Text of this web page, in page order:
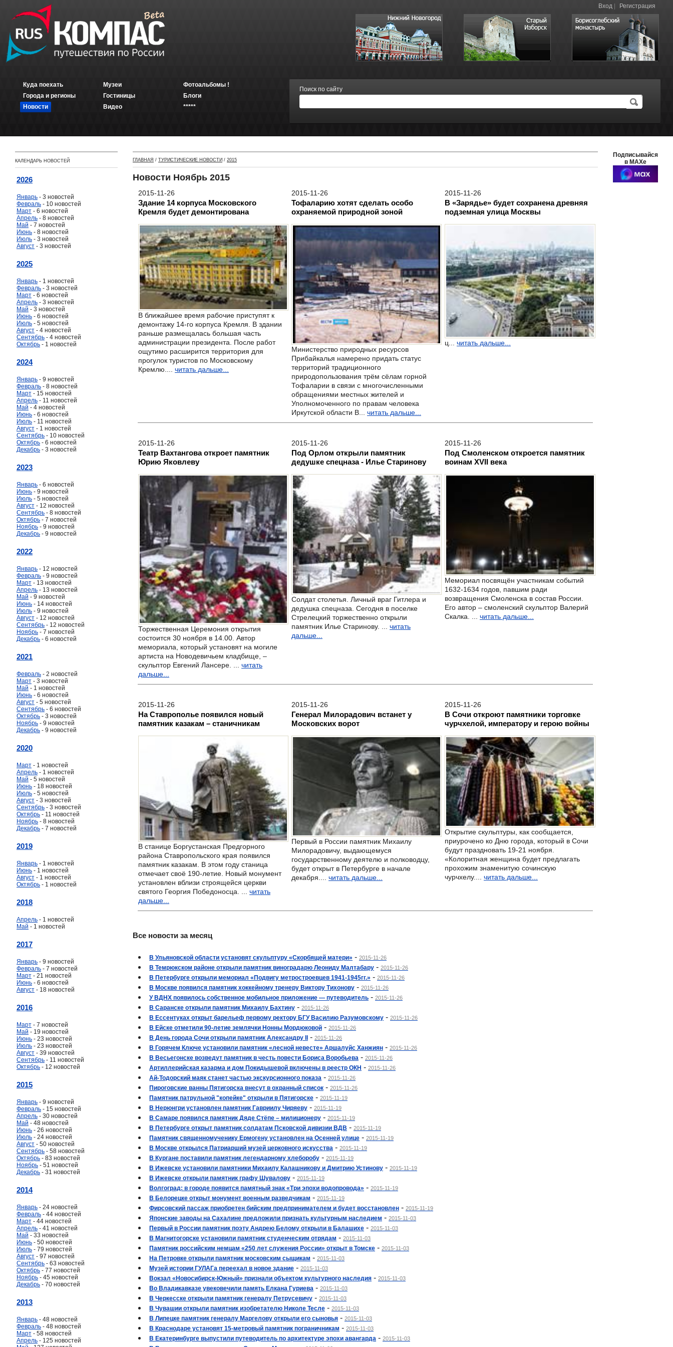
Вход Регистрация
Куда поехать
Города и регионы
Новости
Музеи
Гостиницы
Видео
Фотоальбомы !
Блоги
*****
Поиск по сайту
КАЛЕНДАРЬ НОВОСТЕЙ
2026
Январь - 3 новостей
Февраль - 10 новостей
Март - 6 новостей
Апрель - 8 новостей
Май - 7 новостей
Июнь - 8 новостей
Июль - 3 новостей
Август - 3 новостей
2025
Январь - 1 новостей
Февраль - 3 новостей
Март - 6 новостей
Апрель - 3 новостей
Май - 3 новостей
Июнь - 6 новостей
Июль - 5 новостей
Август - 4 новостей
Сентябрь - 4 новостей
Октябрь - 1 новостей
2024
Январь - 9 новостей
Февраль - 8 новостей
Март - 15 новостей
Апрель - 11 новостей
Май - 4 новостей
Июнь - 6 новостей
Июль - 11 новостей
Август - 1 новостей
Сентябрь - 10 новостей
Октябрь - 6 новостей
Декабрь - 3 новостей
2023
Январь - 6 новостей
Июнь - 9 новостей
Июль - 5 новостей
Август - 12 новостей
Сентябрь - 8 новостей
Октябрь - 7 новостей
Ноябрь - 9 новостей
Декабрь - 9 новостей
2022
Январь - 12 новостей
Февраль - 9 новостей
Март - 13 новостей
Апрель - 13 новостей
Май - 9 новостей
Июнь - 14 новостей
Июль - 9 новостей
Август - 12 новостей
Сентябрь - 12 новостей
Ноябрь - 7 новостей
Декабрь - 6 новостей
2021
Февраль - 2 новостей
Март - 3 новостей
Май - 1 новостей
Июнь - 6 новостей
Август - 5 новостей
Сентябрь - 6 новостей
Октябрь - 3 новостей
Ноябрь - 9 новостей
Декабрь - 9 новостей
2020
Март - 1 новостей
Апрель - 1 новостей
Май - 5 новостей
Июнь - 18 новостей
Июль - 5 новостей
Август - 3 новостей
Сентябрь - 3 новостей
Октябрь - 11 новостей
Ноябрь - 8 новостей
Декабрь - 7 новостей
2019
Январь - 1 новостей
Июнь - 1 новостей
Август - 1 новостей
Октябрь - 1 новостей
2018
Апрель - 1 новостей
Май - 1 новостей
2017
Январь - 9 новостей
Февраль - 7 новостей
Март - 21 новостей
Июнь - 6 новостей
Август - 18 новостей
2016
Март - 7 новостей
Май - 19 новостей
Июнь - 23 новостей
Июль - 23 новостей
Август - 39 новостей
Сентябрь - 11 новостей
Октябрь - 12 новостей
2015
Январь - 9 новостей
Февраль - 15 новостей
Апрель - 30 новостей
Май - 48 новостей
Июнь - 26 новостей
Июль - 24 новостей
Август - 50 новостей
Сентябрь - 58 новостей
Октябрь - 83 новостей
Ноябрь - 51 новостей
Декабрь - 31 новостей
2014
Январь - 24 новостей
Февраль - 44 новостей
Март - 44 новостей
Апрель - 41 новостей
Май - 33 новостей
Июнь - 50 новостей
Июль - 79 новостей
Август - 97 новостей
Сентябрь - 63 новостей
Октябрь - 77 новостей
Ноябрь - 45 новостей
Декабрь - 70 новостей
2013
Январь - 48 новостей
Февраль - 48 новостей
Март - 58 новостей
Апрель - 125 новостей
ГЛАВНАЯ / ТУРИСТИЧЕСКИЕ НОВОСТИ / 2015
Новости Ноябрь 2015
2015-11-26
Здание 14 корпуса Московского
Кремля будет демонтирована
В ближайшее время рабочие приступят к
демонтажу 14-го корпуса Кремля. В здании
раньше размещалась большая часть
администрации президента. После работ
ощутимо расширится территория для
прогулок туристов по Московскому
Кремлю.... читать дальше...
2015-11-26
Тофаларию хотят сделать особо
охраняемой природной зоной
Министерство природных ресурсов
Прибайкалья намерено придать статус
территорий традиционного
природопользования трём сёлам горной
Тофаларии в связи с многочисленными
обращениями местных жителей и
Уполномоченного по правам человека
Иркутской области В... читать дальше...
2015-11-26
В «Зарядье» будет сохранена древняя
подземная улица Москвы
ц... читать дальше...
2015-11-26
Театр Вахтангова откроет памятник
Юрию Яковлеву
Торжественная Церемония открытия
состоится 30 ноября в 14.00. Автор
мемориала, который установят на могиле
артиста на Новодевичьем кладбище, –
скульптор Евгений Лансере. ... читать
дальше...
2015-11-26
Под Орлом открыли памятник
дедушке спецназа - Илье Старинову
Солдат столетья. Личный враг Гитлера и
дедушка спецназа. Сегодня в поселке
Стрелецкий торжественно открыли
памятник Илье Старинову. ... читать
дальше...
2015-11-26
Под Смоленском откроется памятник
воинам XVII века
Мемориал посвящён участникам событий
1632-1634 годов, павшим ради
возвращения Смоленска в состав России.
Его автор – смоленский скульптор Валерий
Скалка. ... читать дальше...
2015-11-26
На Ставрополье появился новый
памятник казакам – станичникам
В станице Боргустанская Предгорного
района Ставропольского края появился
памятник казакам. В этом году станица
отмечает своё 190-летие. Новый монумент
установлен вблизи строящейся церкви
святого Георгия Победоносца. ... читать
дальше...
2015-11-26
Генерал Милорадович встанет у
Московских ворот
Первый в России памятник Михаилу
Милорадовичу, выдающемуся
государственному деятелю и полководцу,
будет открыт в Петербурге в начале
декабря.... читать дальше...
2015-11-26
В Сочи откроют памятники торговке
чурчхелой, императору и герою войны
Открытие скульптуры, как сообщается,
приурочено ко Дню города, который в Сочи
будут праздновать 19-21 ноября.
«Колоритная женщина будет предлагать
прохожим знаменитую сочинскую
чурчхелу.... читать дальше...
Все новости за месяц
В Ульяновской области установят скульптуру «Скорбящей матери» - 2015-11-26
В Темрюкском районе открыли памятник виноградарю Леониду Малтабару - 2015-11-26
В Петербурге открыли мемориал «Подвигу метростроевцев 1941-1945гг.» - 2015-11-26
В Москве появился памятник хоккейному тренеру Виктору Тихонову - 2015-11-26
У ВДНХ появилось собственное мобильное приложение — путеводитель - 2015-11-26
В Саранске открыли памятник Михаилу Бахтину - 2015-11-26
В Ессентуках открыт барельеф первому ректору БГУ Василию Разумовскому - 2015-11-26
В Ейске отметили 90-летие землячки Нонны Мордюковой - 2015-11-26
В День города Сочи открыли памятник Александру II - 2015-11-26
В Горячем Ключе установили памятник «лесной невесте» Аршалуйс Ханжиян - 2015-11-26
В Весьегонске возведут памятник в честь повести Бориса Воробьева - 2015-11-26
Артиллерийская казарма и дом Покидышевой включены в реестр ОКН - 2015-11-26
Ай-Тодорский маяк станет частью экскурсионного показа - 2015-11-26
Пироговские ванны Пятигорска внесут в охранный список - 2015-11-26
Памятник патрульной "копейке" открыли в Пятигорске - 2015-11-19
В Нерюнгри установлен памятник Гавриилу Чиряеву - 2015-11-19
В Самаре появился памятник Дяде Стёпе – милиционеру - 2015-11-19
В Петербурге открыт памятник солдатам Псковской дивизии ВДВ - 2015-11-19
Памятник священномученику Ермогену установлен на Осенней улице - 2015-11-19
В Москве открылся Патриарший музей церковного искусства - 2015-11-19
В Кургане поставили памятник легендарному хлеборобу - 2015-11-19
В Ижевске установили памятники Михаилу Калашникову и Дмитрию Устинову - 2015-11-19
В Ижевске открыли памятник графу Шувалову - 2015-11-19
Волгоград: в городе появится памятный знак «Три эпохи водопровода» - 2015-11-19
В Белорецке открыт монумент военным разведчикам - 2015-11-19
Фирсовский пассаж приобретен бийским предпринимателем и будет восстановлен - 2015-11-19
Японские заводы на Сахалине предложили признать культурным наследием - 2015-11-03
Первый в России памятник поэту Андрею Белому открыли в Балашихе - 2015-11-03
В Магнитогорске установили памятник студенческим отрядам - 2015-11-03
Памятник российским немцам «250 лет служения России» открыт в Томске - 2015-11-03
На Петровке открыли памятник московским сыщикам - 2015-11-03
Музей истории ГУЛАГа переехал в новое здание - 2015-11-03
Вокзал «Новосибирск-Южный» признали объектом культурного наследия - 2015-11-03
Во Владикавказе увековечили память Елкана Гуриева - 2015-11-03
В Черкесске открыли памятник генералу Петрусевичу - 2015-11-03
В Чувашии открыли памятник изобретателю Николе Тесле - 2015-11-03
В Липецке памятник генералу Маргелову открыли его сыновья - 2015-11-03
В Краснодаре установят 15-метровый памятник пограничникам - 2015-11-03
В Екатеринбурге выпустили путеводитель по архитектуре эпохи авангарда - 2015-11-03
Подписывайся
в MAXе